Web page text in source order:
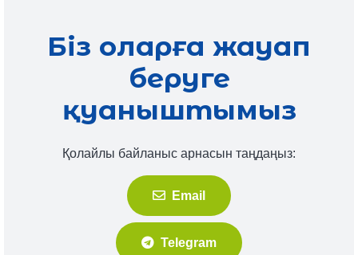
Біз оларға жауап
беруге
қуаныштымыз
Қолайлы байланыс арнасын таңдаңыз:
Email
Telegram